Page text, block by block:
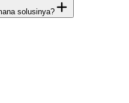
solusinya?